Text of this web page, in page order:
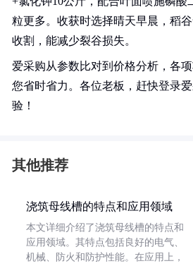
粒更多。收获时选择晴天早晨，稻
收割，能减少裂谷损失。
爱采购从参数比对到价格分析，各
您省时省力。各位老板，赶快登录
验！
其他推荐
浇筑母线槽的特点和应用领域
本文详细介绍了浇筑母线槽的特点和
应用领域。其特点包括良好的电气、
机械、防火和防护性能。在应用上，